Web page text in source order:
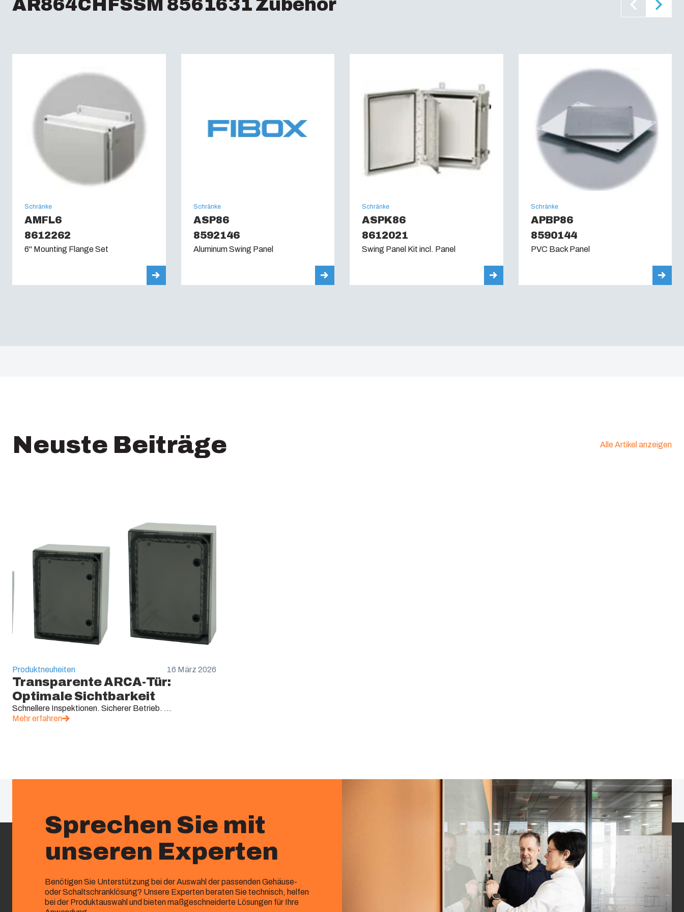
Brandklassifikation: :UL 508
Glühdrahttest (IEC 695-2-1): (IEC 60695):960 °C
NEMA 4, 4X, 6, 6P, 12, 12K and 13
AR864CHFSSM 8561631 Zubehör
Schränke
AMFL6
8612262
6" Mounting Flange Set
Schränke
ASP86
8592146
Aluminum Swing Panel
Schränke
ASPK86
8612021
Swing Panel Kit incl. Panel
Schränke
APBP86
8590144
PVC Back Panel
Neuste Beiträge Alle Artikel anzeigen
Produktneuheiten 16 März 2026
Transparente ARCA-Tür:
Optimale Sichtbarkeit
Schnellere Inspektionen. Sicherer Betrieb. ...
Mehr erfahren
Sprechen Sie mit
unseren Experten
Benötigen Sie Unterstützung bei der Auswahl der passenden Gehäuse-
oder Schaltschranklösung? Unsere Experten beraten Sie technisch, helfen
bei der Produktauswahl und bieten maßgeschneiderte Lösungen für Ihre